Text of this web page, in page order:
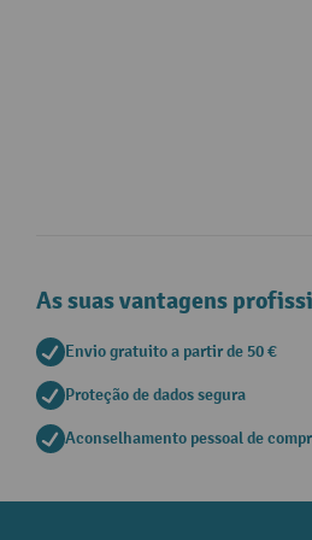
As suas vantagens
Envio gratuito a partir de 50 €
Proteção de dados segura
Aconselhamento pessoal de